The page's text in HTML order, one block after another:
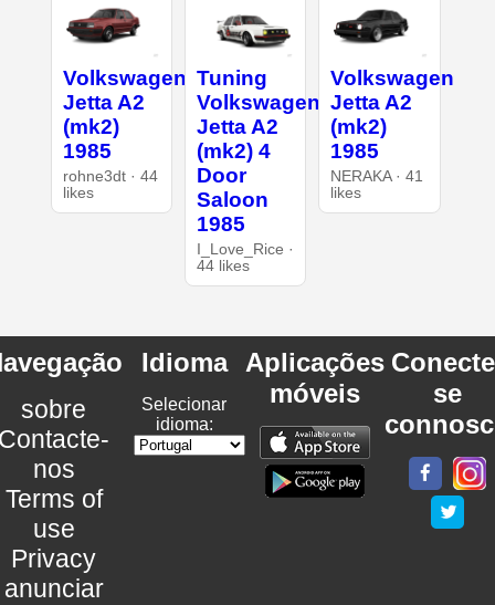
Volkswagen
Jetta A2
(mk2)
1985
rohne3dt · 44
likes
Tuning
Volkswagen
Jetta A2
(mk2) 4
Door
Saloon
1985
I_Love_Rice ·
44 likes
Volkswagen
Jetta A2
(mk2)
1985
NERAKA · 41
likes
sobre
nos
Terms of
use
Privacy
anunciar
Idioma
Selecionar
idioma:
Aplicações
móveis
se